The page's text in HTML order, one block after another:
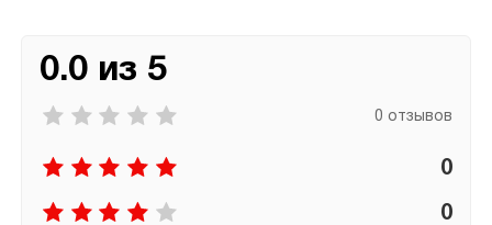
0.0 из 5
0 отзывов
0
0